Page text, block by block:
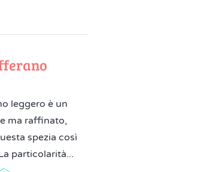
leggero è un
ma raffinato,
spezia così
particolarità...